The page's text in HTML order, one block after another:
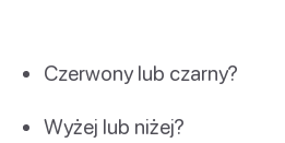
Czerwony lub czarny?
Wyżej lub niżej?